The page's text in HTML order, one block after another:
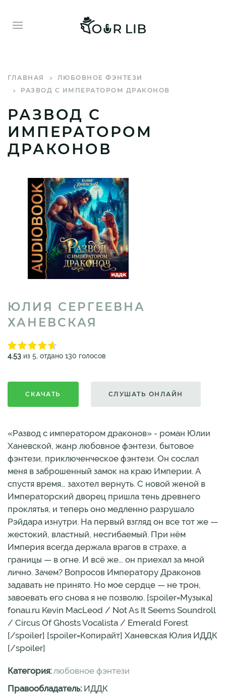
ГЛАВНАЯ
ЛЮБОВНОЕ ФЭНТЕЗИ
РАЗВОД С ИМПЕРАТОРОМ ДРАКОНОВ
РАЗВОД С
ИМПЕРАТОРОМ
ДРАКОНОВ
ЮЛИЯ СЕРГЕЕВНА
ХАНЕВСКАЯ
4.53 из 5, отдано 130 голосов
СКАЧАТЬ СЛУШАТЬ ОНЛАЙН
«Развод с императором драконов» - роман Юлии
Ханевской, жанр любовное фэнтези, бытовое
фэнтези, приключенческое фэнтези. Он сослал
меня в заброшенный замок на краю Империи. А
спустя время… захотел вернуть. С новой женой в
Императорский дворец пришла тень древнего
проклятья, и теперь оно медленно разрушало
Рэйдара изнутри. На первый взгляд он все тот же —
жестокий, властный, несгибаемый. При нём
Империя всегда держала врагов в страхе, а
границы — в огне. И всё же… он приехал за мной
лично. Зачем? Вопросов Императору Драконов
задавать не принято. Но мое сердце — не трон,
завоевать его снова я не позволю. [spoiler=Музыка]
fonau.ru Kevin MacLeod / Not As It Seems Soundroll
/ Circus Of Ghosts Vocalista / Emerald Forest
[/spoiler] [spoiler=Копирайт] Ханевская Юлия ИДДК
[/spoiler]
Категория: любовное фэнтези
Правообладатель: ИДДК